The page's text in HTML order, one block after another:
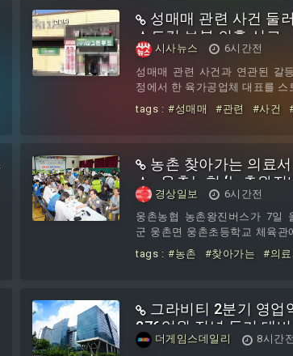
은 6일 사상 명품가로공원 일원
주민들을 대상으로 생수 500병
부하며 폭염 대응 행동요령을 안
는 온열질환 예방 캠페인을 펼
사상구는 노인, 장애인, 사회적
봄 취약계층을 위한 폭염 신속
성매매 관련 사건 둘
스토킹·보복 의혹 신고…
해자 측 "112 출동 이후에
도 재방문·심야 협박성
자"
시사뉴스
6시간전
성매매 관련 사건과 연관된 갈
정에서 한 육가공업체 대표를 스
과 협박, 모욕 보복등 혐의에 대
고가 접수돼 경찰이 사실관계를
육가공업체 대표로 알려진 P씨는
인과의 성매매 사건으로 자수한
과의 갈등 과정에서 사건과 직접
관련이 없는 또
tags : #성매매 #관련 #사건
농촌 찾아가는 의료서
스…웅촌농협 ‘농촌왕진
스’ 경상일보
6시간전
웅촌농협 농촌왕진버스가 7일
군 웅촌면 웅촌초등학교 체육관
열렸다.지역 주민들이 의료진에
진을 받고 있다. 김도현
tags : #농촌 #찾아가는
#의료
그라비티 2분기 영업
276억원 전년 동기 대비
40.2%↑
더게임스데일리
8시간전